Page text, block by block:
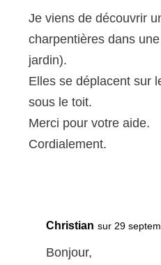
Je viens de découvrir
charpentières dans
jardin).
Elles se déplacent sur
sous le toit.
Merci pour votre aide.
Cordialement.
Christian sur 29
Bonjour,